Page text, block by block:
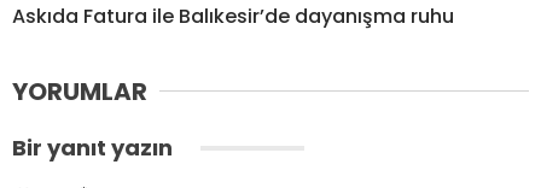
Askıda Fatura ile Balıkesir’de dayanışma ruhu
YORUMLAR
Bir yanıt yazın